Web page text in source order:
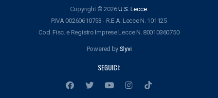
Copyright © 2026U.S. Lecce.
P.IVA 00260610753 - R.E.A. Lecce N. 101125
Cod. Fisc. e Registro Imprese Lecce N. 80010360750
Powered by Slyvi
SEGUICI: